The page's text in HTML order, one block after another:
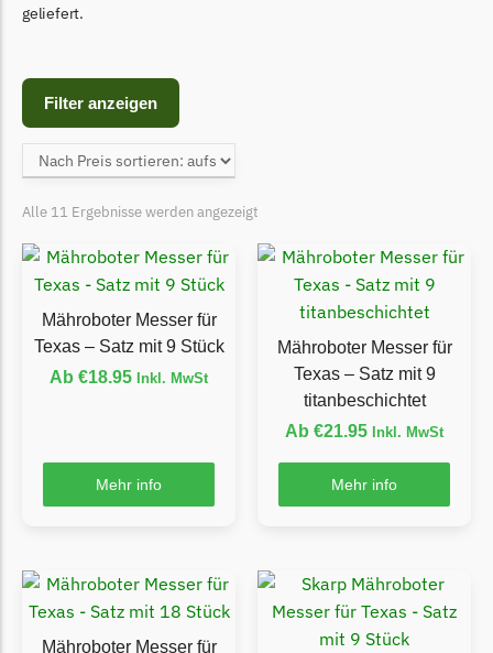
Begrenzungsdraht
Central Park Messer
Begrenzungsdraht
Cramer
Cramer Messer
Begrenzungsdraht
Ecovacs
Ecovacs Messer
Einhell Messer
Begrenzungsdraht
geliefert.
Filter anzeigen
Alle 11 Ergebnisse werden angezeigt
Mähroboter Messer für
Texas – Satz mit 9 Stück
Ab €18.95 Inkl. MwSt
Mehr info
Mähroboter Messer für
Texas – Satz mit 9
titanbeschichtet
Ab €21.95 Inkl. MwSt
Mehr info
Mähroboter Messer für